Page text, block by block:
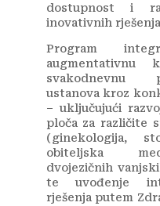
dostupnost i
inovativnih
Program
augmentativnu
svakodnevnu
ustanova kroz
– uključujući
ploča za različite
(ginekologija,
obiteljska
dvojezičnih
te uvođenje
rješenja putem